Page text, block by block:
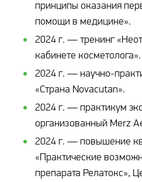
принципы оказания
помощи в медицине».
2024 г. — тренинг
кабинете косметолога».
2024 г. — научно-
«Страна Novacutan».
2024 г. — практикум
организованный Merz
2024 г. — повышение
«Практические
препарата Релатокс»,